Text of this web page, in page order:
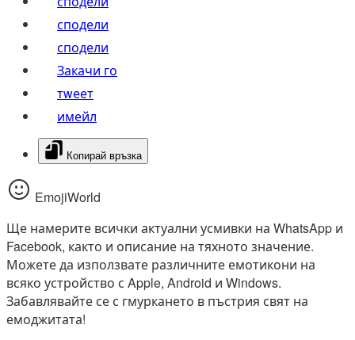
сподели
сподели
Закачи го
тwеет
имейл
Копирай връзка
EmojiWorld
Ще намерите всички актуални усмивки на WhatsApp и
Facebook, както и описание на тяхното значение.
Можете да използвате различните емотикони на
всяко устройство с Apple, Android и Windows.
Забавлявайте се с гмуркането в пъстрия свят на
емоджитата!